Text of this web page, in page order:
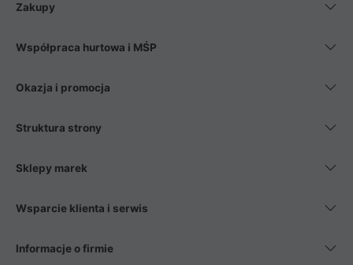
Zakupy
Współpraca hurtowa i MŚP
Okazja i promocja
Struktura strony
Sklepy marek
Wsparcie klienta i serwis
Informacje o firmie